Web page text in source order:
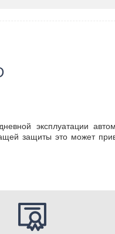
эксплуатации
защиты это может